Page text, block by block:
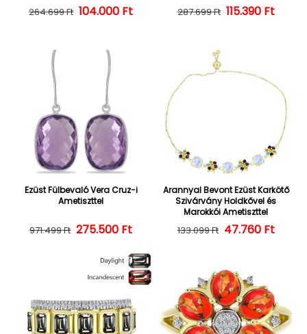
Normál ár
264.699 Ft Kedvezményes ár
104.000 Ft Normál ár
287.699 Ft 115.390 Ft
Ezüst Fülbevaló Vera Cruz-i
Ametiszttel
Normál ár
971.499 Ft Kedvezményes ár
275.500 Ft
Arannyal Bevont Ezüst Karkötő
Szivárvány Holdkővel és
Marokkói Ametiszttel
Normál ár
133.099 Ft 47.760 Ft